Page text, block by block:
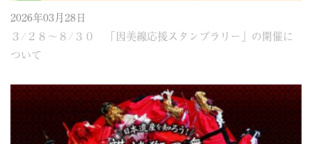
2026年03月28日
３/２８～８/３０ 「因美線応援スタンプラリー」の開催に
ついて